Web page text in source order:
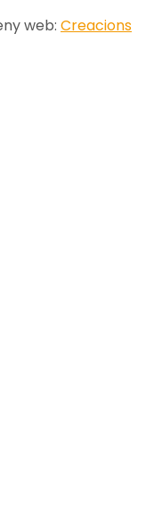
web: Creacions